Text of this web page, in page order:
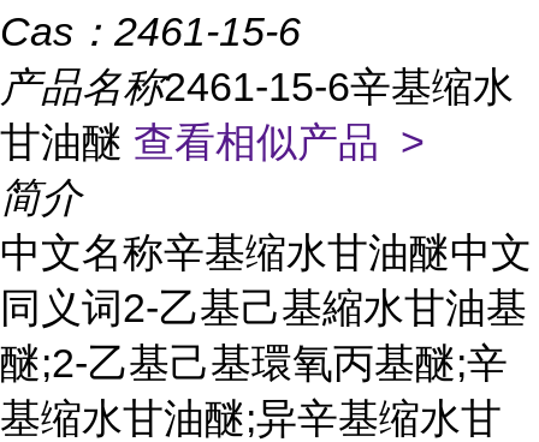
Cas： 2461-15-6
产品名称2461-15-6辛基缩水
甘油醚 查看相似产品 >
简介
中文名称辛基缩水甘油醚中文
同义词2-乙基己基縮水甘油基
醚;2-乙基己基環氧丙基醚;辛
基缩水甘油醚;异辛基缩水甘